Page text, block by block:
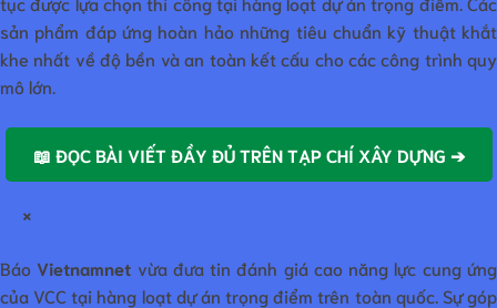
sản phẩm đáp ứng hoàn hảo những tiêu chuẩn kỹ thuật khắt
khe nhất về độ bền và an toàn kết cấu cho các công trình quy
mô lớn.
📖 ĐỌC BÀI VIẾT ĐẦY ĐỦ TRÊN TẠP CHÍ XÂY DỰNG ➔
×
BáoVietnamnet vừa đưa tin đánh giá cao năng lực cung ứng
của VCC tại hàng loạt dự án trọng điểm trên toàn quốc. Sự góp